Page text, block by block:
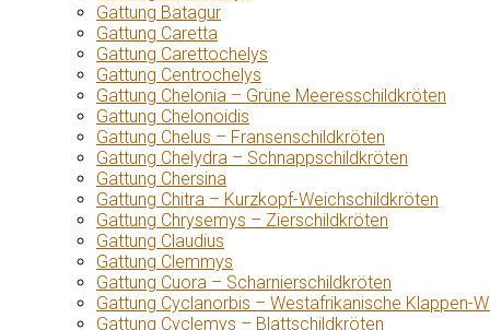
Gattung Batagur
Gattung Caretta
Gattung Carettochelys
Gattung Centrochelys
Gattung Chelonia – Grüne Meeresschildkröten
Gattung Chelonoidis
Gattung Chelus – Fransenschildkröten
Gattung Chelydra – Schnappschildkröten
Gattung Chersina
Gattung Chitra – Kurzkopf-Weichschildkröten
Gattung Chrysemys – Zierschildkröten
Gattung Claudius
Gattung Clemmys
Gattung Cuora – Scharnierschildkröten
Gattung Cyclanorbis – Westafrikanische Klappen-
Gattung Cyclemys – Blattschildkröten